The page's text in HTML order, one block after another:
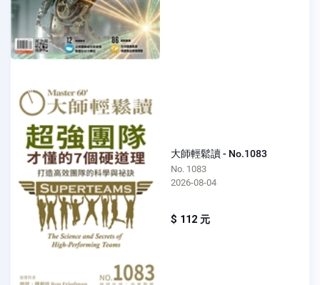
大師輕鬆讀 - No.1083
No. 1083
2026-08-04
$ 112 元